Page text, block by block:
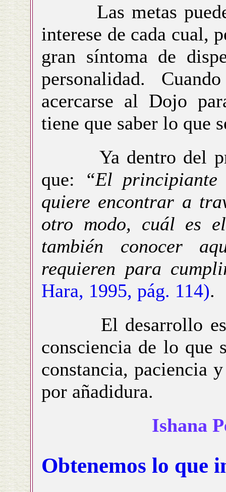
Las metas pueden
interese de cada cual,
gran síntoma de
personalidad.
acercarse al Dojo
tiene que saber lo que
Ya dentro del
que:
“El
quiere encontrar a
otro modo, cuál es
también conocer
requieren para
Hara, 1995, pág. 114).
El desarrollo es
consciencia de lo que
constancia, paciencia
por añadidura.
Ishana
Obtenemos lo que